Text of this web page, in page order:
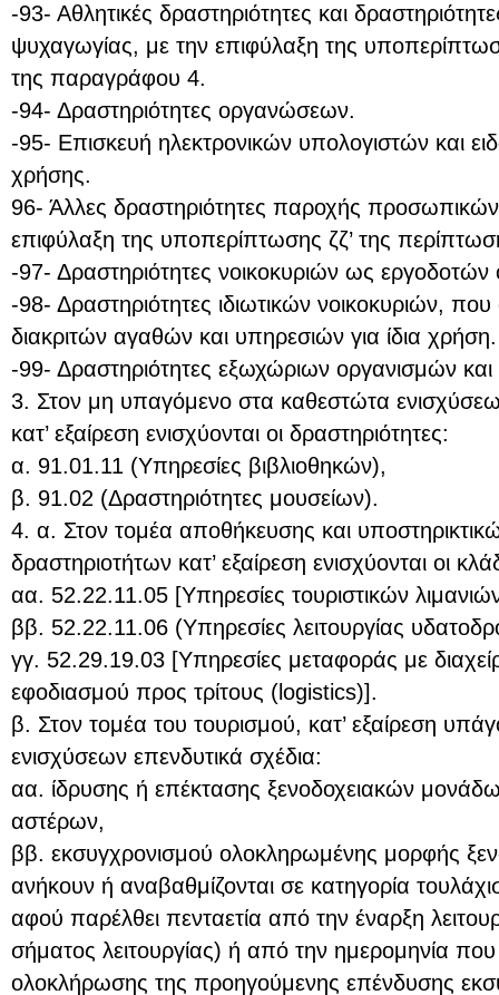
-93- Αθλητικές δραστηριότητες και
ψυχαγωγίας, με την επιφύλαξη της
της παραγράφου 4.
-94- Δραστηριότητες οργανώσεων.
-95- Επισκευή ηλεκτρονικών υπολογιστών και
χρήσης.
96- Άλλες δραστηριότητες παροχής
επιφύλαξη της υποπερίπτωσης ζζ’ της
-97- Δραστηριότητες νοικοκυριών ως
-98- Δραστηριότητες ιδιωτικών νοικοκυριών,
διακριτών αγαθών και υπηρεσιών για ίδια χρήση.
-99- Δραστηριότητες εξωχώριων οργανισμών
3. Στον μη υπαγόμενο στα καθεστώτα
κατ’ εξαίρεση ενισχύονται οι δραστηριότητες:
α. 91.01.11 (Υπηρεσίες βιβλιοθηκών),
β. 91.02 (Δραστηριότητες μουσείων).
4. α. Στον τομέα αποθήκευσης και
δραστηριοτήτων κατ’ εξαίρεση ενισχύονται οι
αα. 52.22.11.05 [Υπηρεσίες τουριστικών
ββ. 52.22.11.06 (Υπηρεσίες λειτουργίας
γγ. 52.29.19.03 [Υπηρεσίες μεταφοράς με
εφοδιασμού προς τρίτους (logistics)].
β. Στον τομέα του τουρισμού, κατ’ εξαίρεση
ενισχύσεων επενδυτικά σχέδια:
αα. ίδρυσης ή επέκτασης ξενοδοχειακών
αστέρων,
ββ. εκσυγχρονισμού ολοκληρωμένης μορφής
ανήκουν ή αναβαθμίζονται σε κατηγορία
αφού παρέλθει πενταετία από την έναρξη
σήματος λειτουργίας) ή από την ημερομηνία
ολοκλήρωσης της προηγούμενης επένδυσης